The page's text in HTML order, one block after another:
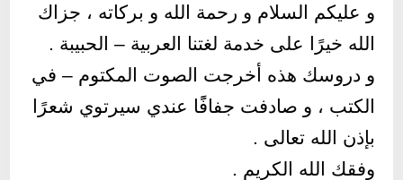
و عليكم السلام و رحمة الله و بركاته ، جزاك
الله خيرًا على خدمة لغتنا العربية – الحبيبة .
و دروسك هذه أخرجت الصوت المكتوم – في
الكتب ، و صادفت جفافًًا عندي سيرتوي شعرًا
بإذن الله تعالى .
وفقك الله الكريم .